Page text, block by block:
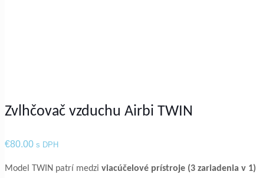
Zvlhčovač vzduchu Airbi TWIN
€80.00 s DPH
Model TWIN patrí medzi viacúčelové prístroje (3 zariadenia v 1)